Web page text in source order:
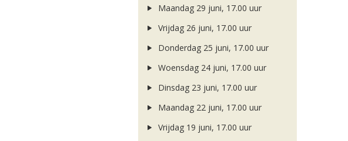
Maandag 29 juni, 17.00 uur
Vrijdag 26 juni, 17.00 uur
Donderdag 25 juni, 17.00 uur
Woensdag 24 juni, 17.00 uur
Dinsdag 23 juni, 17.00 uur
Maandag 22 juni, 17.00 uur
Vrijdag 19 juni, 17.00 uur